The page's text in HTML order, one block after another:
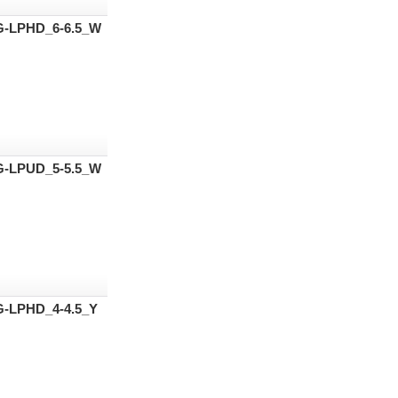
LPHD_6-6.5_W
LPUD_5-5.5_W
LPHD_4-4.5_Y